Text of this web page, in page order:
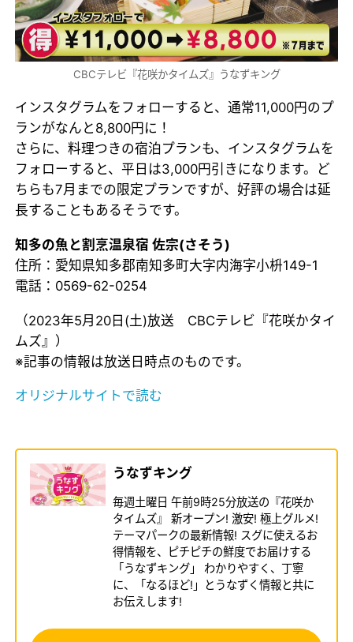
CBCテレビ『花咲かタイムズ』うなずキング
インスタグラムをフォローすると、通常11,000円のプ
ランがなんと8,800円に！
さらに、料理つきの宿泊プランも、インスタグラムを
フォローすると、平日は3,000円引きになります。ど
ちらも7月までの限定プランですが、好評の場合は延
長することもあるそうです。
知多の魚と割烹温泉宿 佐宗(さそう)
住所：愛知県知多郡南知多町大字内海字小枡149-1
電話：0569-62-0254
（2023年5月20日(土)放送 CBCテレビ『花咲かタイ
ムズ』）
※記事の情報は放送日時点のものです。
オリジナルサイトで読む
うなずキング
毎週土曜日 午前9時25分放送の『花咲か
タイムズ』 新オープン! 激安! 極上グルメ!
テーマパークの最新情報! スグに使えるお
得情報を、ピチピチの鮮度でお届けする
「うなずキング」 わかりやすく、丁寧
に、「なるほど!」とうなずく情報と共に
お伝えします!